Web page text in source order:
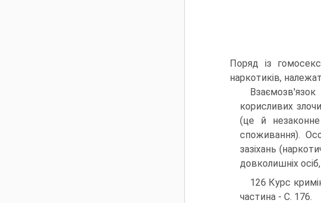
Поряд із
наркотиків,
корисливих
(це й
споживання).
зазіхань
довколишніх
126 Курс
частина - С. 176.